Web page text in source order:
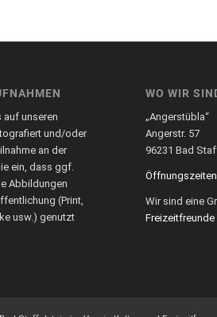
auf unseren
und/oder
an der
ein, dass ggf.
Abbildungen
(Print,
usw.) genutzt
WO WIR
„Angerstübla“
Angerstr. 57
96231 Bad
Öffnungszeiten
Wir sind eine
Freizeitfreunde